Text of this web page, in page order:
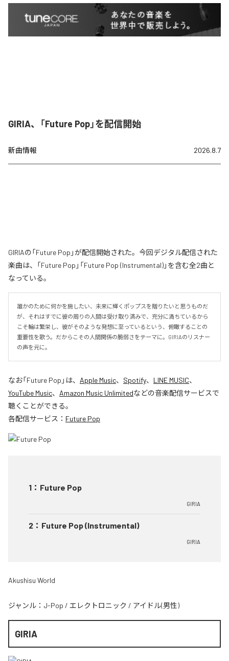
GIRIA、「Future Pop」を配信開始
新曲情報 2026.8.7
GIRIAの「Future Pop」が配信開始された。今回デジタル配信された
楽曲は、「Future Pop」「Future Pop (Instrumental)」を含む全2曲と
なっている。
誰かのために何かを施したい、未来に輝くポップスを贈りたいと思うものだ
が、それはすでに彼の周りの人間は受け取り済みで、充分に満ちているから
こそ輪は繁栄し、彼がそのような発想に至っているという、俯瞰することの
重要性を歌う。だからこその人間関係の脆弱さをテーマに。GIRIAのリスナー
の声を元に。
なお「Future Pop 」は、 Apple Music、 Spotify、 LINE MUSIC、
YouTube Music、 Amazon Music Unlimitedなどの音楽配信サービスで
聴くことができる。
各配信サービス： Future Pop
1 ： Future Pop
GIRIA
2 ： Future Pop (Instrumental)
GIRIA
Akushisu World
ジャンル： J-Pop / エレクトロニック / アイドル(男性)
GIRIA